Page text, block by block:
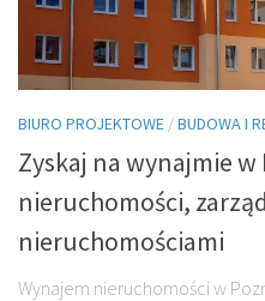
BIURO PROJEKTOWE /BUDOWA I
Zyskaj na wynajmie
nieruchomości,
nieruchomościami
Wynajem nieruchomości w